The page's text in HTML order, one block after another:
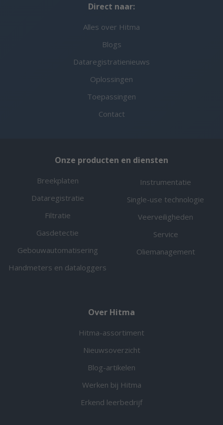
Direct naar:
Alles over Hitma
Blogs
Dataregistratienieuws
Oplossingen
Toepassingen
Contact
Onze producten en diensten
Breekplaten
Dataregistratie
Filtratie
Gasdetectie
Gebouwautomatisering
Handmeters en dataloggers
Instrumentatie
Single-use technologie
Veerveiligheden
Service
Oliemanagement
Over Hitma
Hitma-assortiment
Nieuwsoverzicht
Blog-artikelen
Werken bij Hitma
Erkend leerbedrijf